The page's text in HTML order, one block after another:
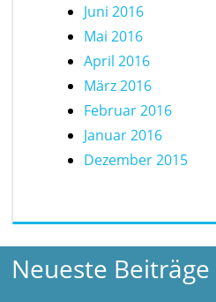
Juni 2016
Mai 2016
April 2016
März 2016
Februar 2016
Januar 2016
Dezember 2015
Neueste Beiträge